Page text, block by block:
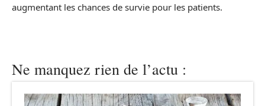
augmentant les chances de survie pour les patients.
Ne manquez rien de l’actu :